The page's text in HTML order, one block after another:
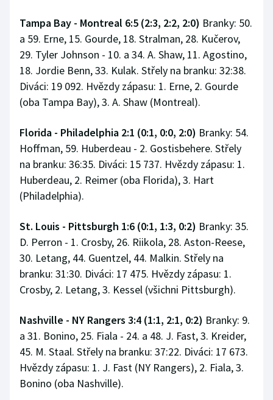
Tampa Bay - Montreal 6:5 (2:3, 2:2, 2:0) Branky: 50.
a 59. Erne, 15. Gourde, 18. Stralman, 28. Kučerov,
29. Tyler Johnson - 10. a 34. A. Shaw, 11. Agostino,
18. Jordie Benn, 33. Kulak. Střely na branku: 32:38.
Diváci: 19 092. Hvězdy zápasu: 1. Erne, 2. Gourde
(oba Tampa Bay), 3. A. Shaw (Montreal).
Florida - Philadelphia 2:1 (0:1, 0:0, 2:0) Branky: 54.
Hoffman, 59. Huberdeau - 2. Gostisbehere. Střely
na branku: 36:35. Diváci: 15 737. Hvězdy zápasu: 1.
Huberdeau, 2. Reimer (oba Florida), 3. Hart
(Philadelphia).
St. Louis - Pittsburgh 1:6 (0:1, 1:3, 0:2) Branky: 35.
D. Perron - 1. Crosby, 26. Riikola, 28. Aston-Reese,
30. Letang, 44. Guentzel, 44. Malkin. Střely na
branku: 31:30. Diváci: 17 475. Hvězdy zápasu: 1.
Crosby, 2. Letang, 3. Kessel (všichni Pittsburgh).
Nashville - NY Rangers 3:4 (1:1, 2:1, 0:2) Branky: 9.
a 31. Bonino, 25. Fiala - 24. a 48. J. Fast, 3. Kreider,
45. M. Staal. Střely na branku: 37:22. Diváci: 17 673.
Hvězdy zápasu: 1. J. Fast (NY Rangers), 2. Fiala, 3.
Bonino (oba Nashville).